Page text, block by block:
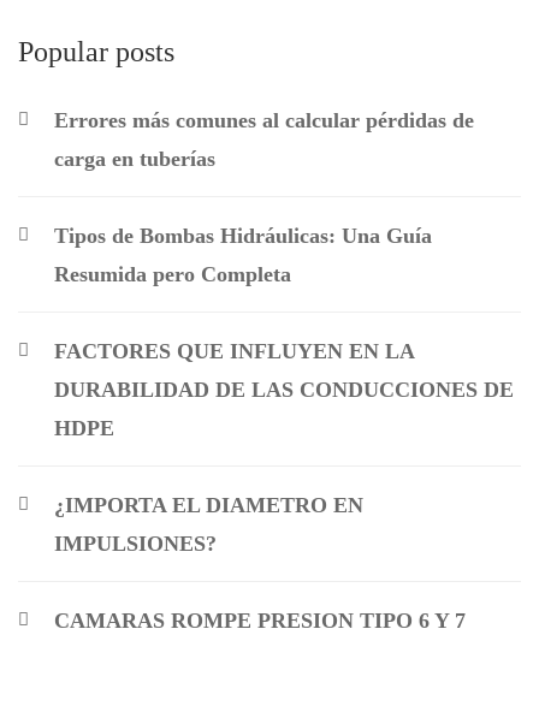
Popular posts
Errores más comunes al calcular pérdidas de
carga en tuberías
Tipos de Bombas Hidráulicas: Una Guía
Resumida pero Completa
FACTORES QUE INFLUYEN EN LA
DURABILIDAD DE LAS CONDUCCIONES DE
HDPE
¿IMPORTA EL DIAMETRO EN
IMPULSIONES?
CAMARAS ROMPE PRESION TIPO 6 Y 7